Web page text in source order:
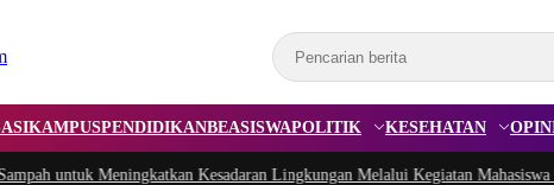
KAMPUSPENDIDIKANBEASISWAPOLITIK KESEHATAN
untuk Meningkatkan Kesadaran Lingkungan Melalui Kegiatan Mahasiswa KKN